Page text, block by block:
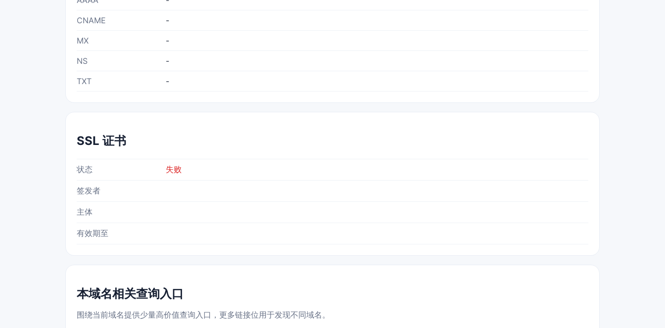
CNAME -
MX -
NS -
TXT -
SSL 证书
状态 失败
签发者
主体
有效期至
本域名相关查询入口
围绕当前域名提供少量高价值查询入口，更多链接位用于发现不同域名。